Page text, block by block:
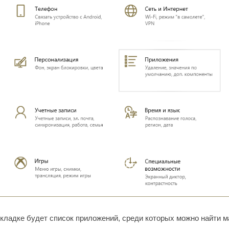
будет список приложений, среди которых можно найти